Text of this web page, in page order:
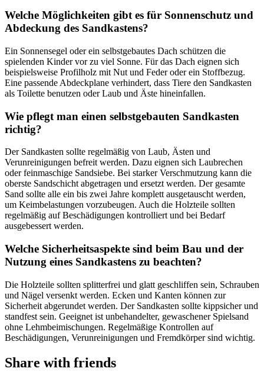
Welche Möglichkeiten gibt es für Sonnenschutz und
Abdeckung des Sandkastens?
Ein Sonnensegel oder ein selbstgebautes Dach schützen die
spielenden Kinder vor zu viel Sonne. Für das Dach eignen sich
beispielsweise Profilholz mit Nut und Feder oder ein Stoffbezug.
Eine passende Abdeckplane verhindert, dass Tiere den Sandkasten
als Toilette benutzen oder Laub und Äste hineinfallen.
Wie pflegt man einen selbstgebauten Sandkasten
richtig?
Der Sandkasten sollte regelmäßig von Laub, Ästen und
Verunreinigungen befreit werden. Dazu eignen sich Laubrechen
oder feinmaschige Sandsiebe. Bei starker Verschmutzung kann die
oberste Sandschicht abgetragen und ersetzt werden. Der gesamte
Sand sollte alle ein bis zwei Jahre komplett ausgetauscht werden,
um Keimbelastungen vorzubeugen. Auch die Holzteile sollten
regelmäßig auf Beschädigungen kontrolliert und bei Bedarf
ausgebessert werden.
Welche Sicherheitsaspekte sind beim Bau und der
Nutzung eines Sandkastens zu beachten?
Die Holzteile sollten splitterfrei und glatt geschliffen sein, Schrauben
und Nägel versenkt werden. Ecken und Kanten können zur
Sicherheit abgerundet werden. Der Sandkasten sollte kippsicher und
standfest sein. Geeignet ist unbehandelter, gewaschener Spielsand
ohne Lehmbeimischungen. Regelmäßige Kontrollen auf
Beschädigungen, Verunreinigungen und Fremdkörper sind wichtig.
Share with friends